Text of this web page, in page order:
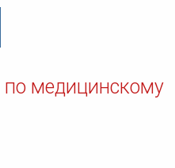
медицинскому